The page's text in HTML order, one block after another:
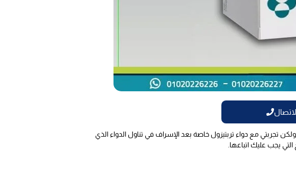
تجربتي مع دواء تربتيزول خاصة بعد الإسراف في تناول الدواء الذي
يجب عليك اتباعها.